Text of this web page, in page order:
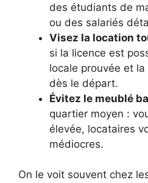
des étudiants de
ou des salariés
Visez la location
si la licence est
locale prouvée et
dès le départ.
Évitez le meublé
quartier moyen :
élevée, locataires
médiocres.
On le voit souvent chez